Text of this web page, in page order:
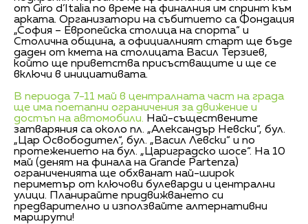
от Giro d’Italia по време на финалния им спринт към
арката. Организатори на събитието са Фондация
„София – Европейска столица на спорта“ и
Столична община, a oфициалният старт ще бъде
даден от кмета на столицата Васил Терзиев,
който ще приветства присъстващите и ще се
включи в инициативата.
В периода 7-11 май в централната част на града
ще има поетапни ограничения за движение и
достъп на автомобили. Най-съществените
затваряния са около пл. „Александър Невски“, бул.
„Цар Освободител“, бул. „Васил Левски“ и по
протежението на бул. „Цариградско шосе“. На 10
май (денят на финала на Grande Partenza)
ограниченията ще обхванат най-широк
периметър от ключови булеварди и централни
улици. Планирайте придвижването си
предварително и използвайте алтернативни
маршрути!